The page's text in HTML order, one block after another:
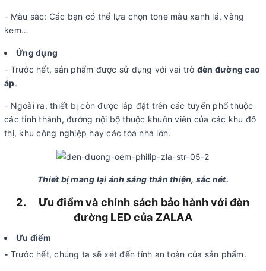
- Màu sắc: Các bạn có thể lựa chọn tone màu xanh lá, vàng
kem…
Ứng dụng
- Trước hết, sản phẩm được sử dụng với vai trò đèn đường cao
áp.
- Ngoài ra, thiết bị còn được lắp đặt trên các tuyến phố thuộc
các tỉnh thành, đường nội bộ thuộc khuôn viên của các khu đô
thị, khu công nghiệp hay các tòa nhà lớn.
Thiết bị mang lại ánh sáng thân thiện, sắc nét.
2. Ưu điểm và chính sách bảo hành với đèn
đường LED của ZALAA
Ưu điểm
- Trước hết, chúng ta sẽ xét đến tính an toàn của sản phẩm.